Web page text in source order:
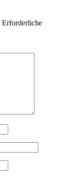
Erforderliche